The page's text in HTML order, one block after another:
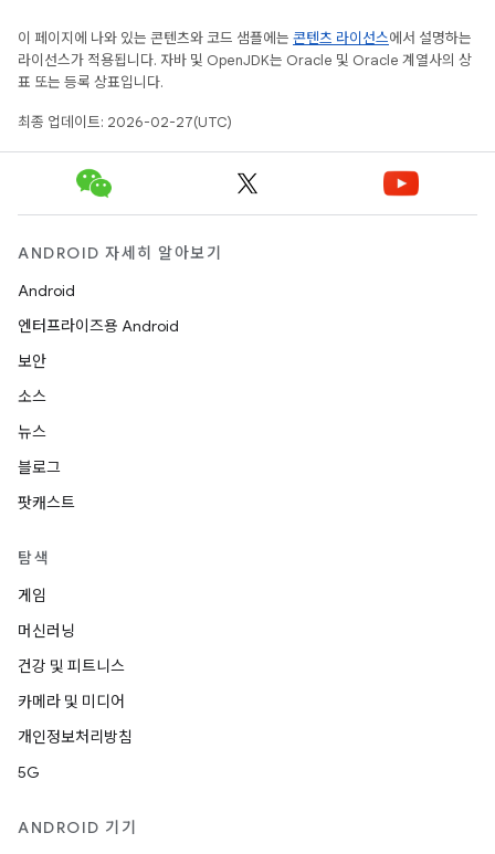
이 페이지에 나와 있는 콘텐츠와 코드 샘플에는 콘텐츠 라이선스에서 설명하는
라이선스가 적용됩니다. 자바 및 OpenJDK는 Oracle 및 Oracle 계열사의 상
표 또는 등록 상표입니다.
최종 업데이트: 2026-02-27(UTC)
ANDROID 자세히 알아보기
Android
엔터프라이즈용 Android
보안
소스
뉴스
블로그
팟캐스트
탐색
게임
머신러닝
건강 및 피트니스
카메라 및 미디어
개인정보처리방침
5G
ANDROID 기기